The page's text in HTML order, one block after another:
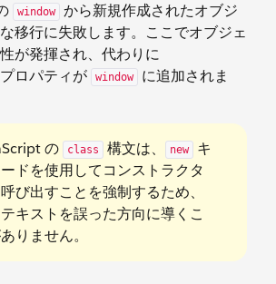
window
から新規作成されたオブジ
移行に失敗します。ここでオブジェ
が発揮され、代わりに
プロパティが window
に追加されま
の class 構文は、 new
キ
ドを使用してコンストラクタ
び出すことを強制するため、
キストを誤った方向に導くこ
りません。